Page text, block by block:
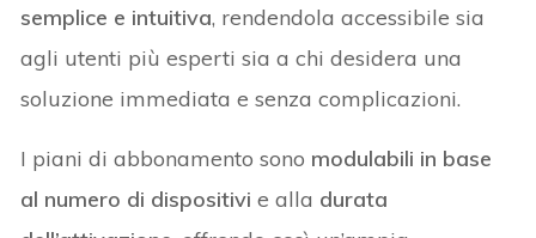
semplice e intuitiva, rendendola accessibile sia
agli utenti più esperti sia a chi desidera una
soluzione immediata e senza complicazioni.
I piani di abbonamento sono modulabili in base
al numero di dispositivi e alla durata